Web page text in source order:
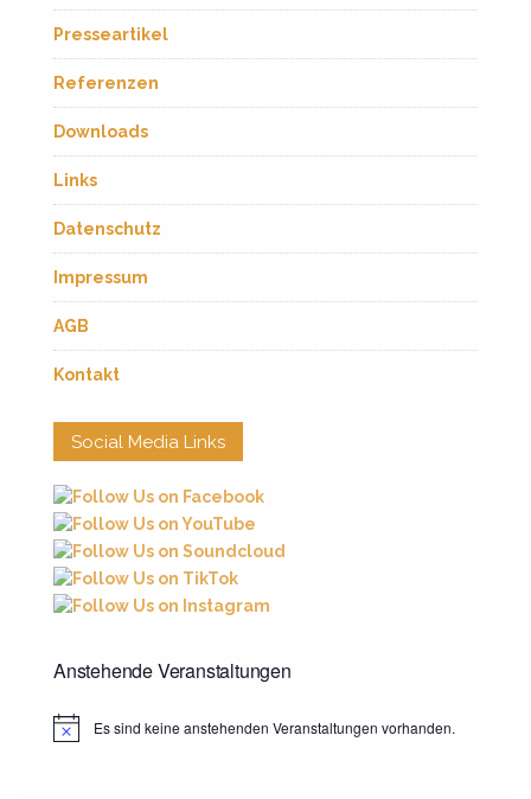
Presseartikel
Referenzen
Downloads
Links
Datenschutz
Impressum
AGB
Kontakt
Social Media Links
Anstehende Veranstaltungen
HinweisEs sind keine anstehenden Veranstaltungen vorhanden.